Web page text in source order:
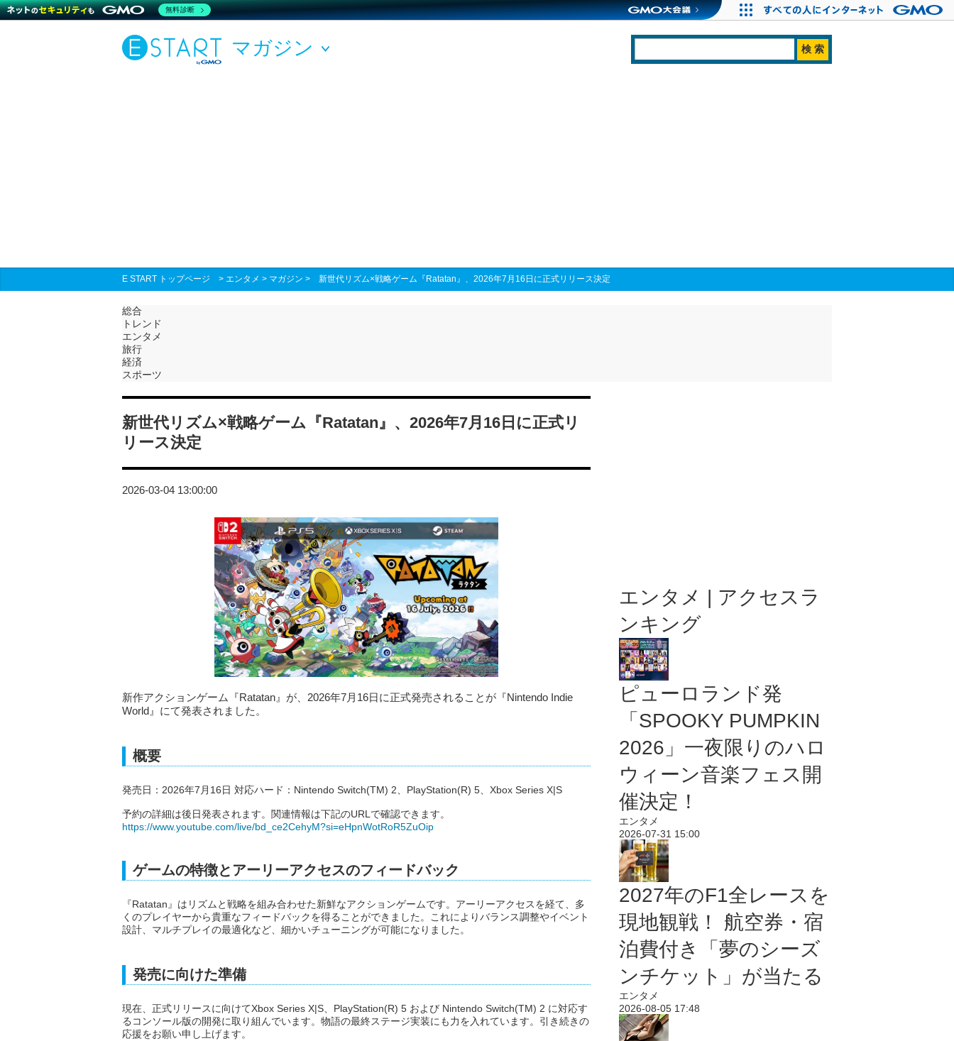
マガジン
E START トップページ > エンタメ > マガジン > 新世代リズム×戦略ゲーム『Ratatan』、2026年7月16日に正式リリース決定
総合
トレンド
エンタメ
旅行
経済
スポーツ
新世代リズム×戦略ゲーム『Ratatan』、2026年7月16日に正式リ
リース決定
2026-03-04 13:00:00
新作アクションゲーム『Ratatan』が、2026年7月16日に正式発売されることが『Nintendo Indie
World』にて発表されました。
概要
発売日：2026年7月16日 対応ハード：Nintendo Switch(TM) 2、PlayStation(R) 5、Xbox Series X|S
予約の詳細は後日発表されます。関連情報は下記のURLで確認できます。
https://www.youtube.com/live/bd_ce2CehyM?si=eHpnWotRoR5ZuOip
ゲームの特徴とアーリーアクセスのフィードバック
『Ratatan』はリズムと戦略を組み合わせた新鮮なアクションゲームです。アーリーアクセスを経て、多
くのプレイヤーから貴重なフィードバックを得ることができました。これによりバランス調整やイベント
設計、マルチプレイの最適化など、細かいチューニングが可能になりました。
発売に向けた準備
現在、正式リリースに向けてXbox Series X|S、PlayStation(R) 5 および Nintendo Switch(TM) 2 に対応す
るコンソール版の開発に取り組んでいます。物語の最終ステージ実装にも力を入れています。引き続きの
応援をお願い申し上げます。
エンタメ | アクセスラ
ンキング
ピューロランド発
「SPOOKY PUMPKIN
2026」一夜限りのハロ
ウィーン音楽フェス開
催決定！
エンタメ
2026-07-31 15:00
2027年のF1全レースを
現地観戦！ 航空券・宿
泊費付き「夢のシーズ
ンチケット」が当たる
エンタメ
2026-08-05 17:48
無料診断